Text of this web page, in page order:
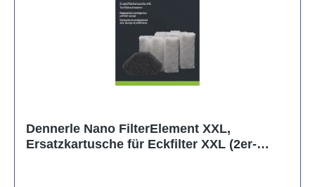
Dennerle Nano FilterElement XXL,
Ersatzkartusche für Eckfilter XXL (2er-